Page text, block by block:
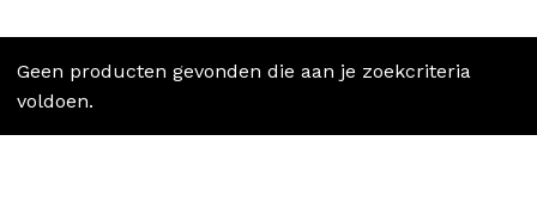
Geen producten gevonden die aan je zoekcriteria
voldoen.